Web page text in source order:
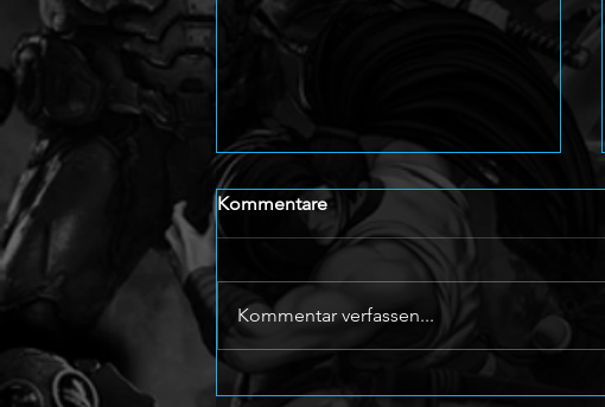
Kommentare
Kommentar verfassen...